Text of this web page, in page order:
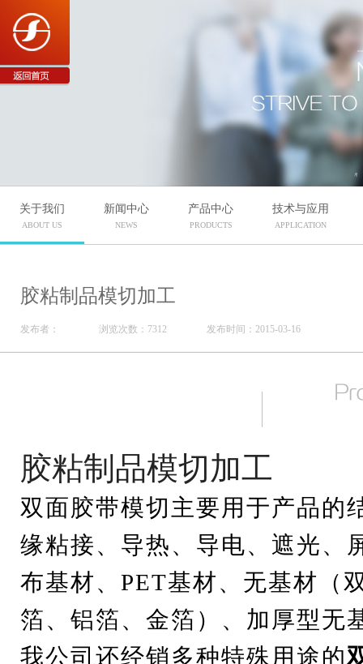
关于我们
ABOUT US
新闻中心
NEWS
产品中心
PRODUCTS
技术与应用
APPLICATION
胶粘制品模切加工
发布者： 浏览次数：7312 发布时间：2015-03-16
胶粘制品模切加工
双面胶带模切主要用于产品的
缘粘接、导热、导电、遮光、
布基材、PET基材、无基材（
箔、铝箔、金箔）、加厚型无
我公司还经销多种特殊用途的